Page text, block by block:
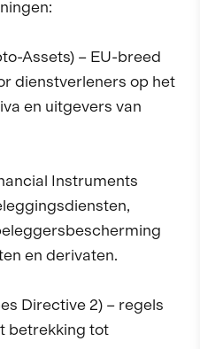
Assets) – EU-breed
dienstverleners op het
en uitgevers van
Instruments
en derivaten.
Directive 2) – regels
betrekking tot